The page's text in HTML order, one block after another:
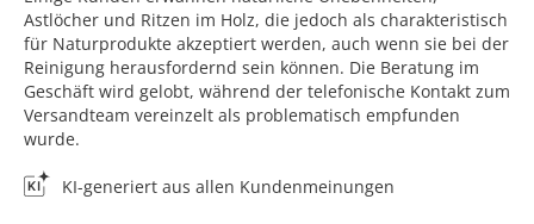
Astlöcher und Ritzen im Holz, die jedoch als charakteristisch
für Naturprodukte akzeptiert werden, auch wenn sie bei der
Reinigung herausfordernd sein können. Die Beratung im
Geschäft wird gelobt, während der telefonische Kontakt zum
Versandteam vereinzelt als problematisch empfunden
wurde.
KI-generiert aus allen Kundenmeinungen